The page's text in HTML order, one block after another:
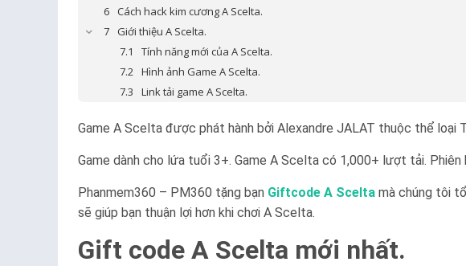
Cách hack kim cương A Scelta.
Giới thiệu A Scelta.
Tính năng mới của A Scelta.
Hình ảnh Game A Scelta.
Link tải game A Scelta.
Game A Scelta được phát hành bởi Alexandre JALAT thuộc thể loại
Game dành cho lứa tuổi 3+. Game A Scelta có 1,000+ lượt tải.
Phanmem360 – PM360 tặng bạn Giftcode A Scelta mà chúng tôi
sẽ giúp bạn thuận lợi hơn khi chơi A Scelta.
Gift code A Scelta mới nhất.